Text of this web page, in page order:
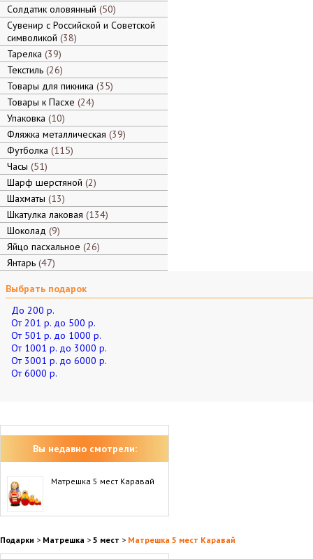
Солдатик оловянный 50
Сувенир с Российской и Советской
символикой 38
Тарелка 39
Текстиль 26
Товары для пикника 35
Товары к Пасхе 24
Упаковка 10
Фляжка металлическая 39
Футболка 115
Часы 51
Шарф шерстяной 2
Шахматы 13
Шкатулка лаковая 134
Шоколад 9
Яйцо пасхальное 26
Янтарь 47
Выбрать подарок
До 200 р.
От 201 р. до 500 р.
От 501 р. до 1000 р.
От 1001 р. до 3000 р.
От 3001 р. до 6000 р.
От 6000 р.
Вы недавно смотрели:
Матрешка 5 мест Каравай
Подарки > Матрешка > 5 мест > Матрешка 5 мест Каравай